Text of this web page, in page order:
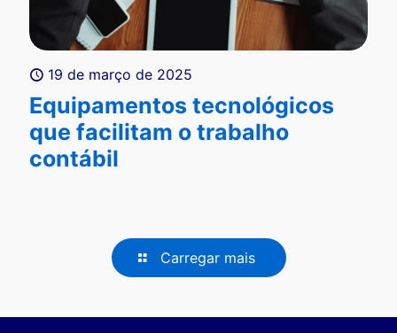
19 de março de 2025
Equipamentos tecnológicos
que facilitam o trabalho
contábil
Carregar mais